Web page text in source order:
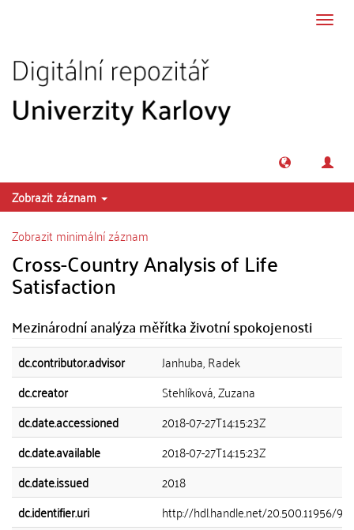
Zobrazit záznam
Zobrazit minimální záznam
Cross-Country Analysis of Life
Satisfaction
Mezinárodní analýza měřítka životní spokojenosti
dc.contributor.advisor
Janhuba, Radek
dc.creator
Stehlíková, Zuzana
dc.date.accessioned
2018-07-27T14:15:23Z
dc.date.available
2018-07-27T14:15:23Z
dc.date.issued
2018
dc.identifier.uri
http://hdl.handle.net/20.500.11956/